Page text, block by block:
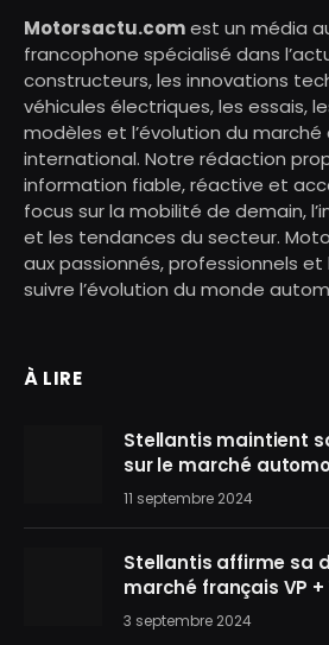
Motorsactu.comest un média
francophone spécialisé dans
constructeurs, les innovations
véhicules électriques, les essais,
modèles et l’évolution du
international. Notre rédaction
information fiable, réactive et
focus sur la mobilité de demain,
et les tendances du secteur.
aux passionnés, professionnels
suivre l’évolution du monde
À LIRE
Stellantis maintient
sur le marché
11 septembre 2024
Stellantis affirme sa
marché français VP +
3 septembre 2024